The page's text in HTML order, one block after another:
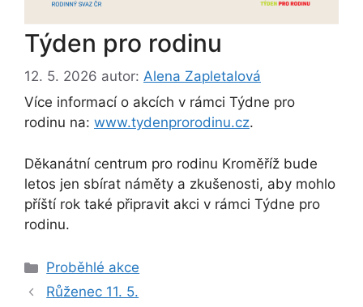
Týden pro rodinu
12. 5. 2026 autor: Alena Zapletalová
Více informací o akcích v rámci Týdne pro
rodinu na: www.tydenprorodinu.cz.
Děkanátní centrum pro rodinu Kroměříž bude
letos jen sbírat náměty a zkušenosti, aby mohlo
příští rok také připravit akci v rámci Týdne pro
rodinu.
Rubriky
Proběhlé akce
Růženec 11. 5.